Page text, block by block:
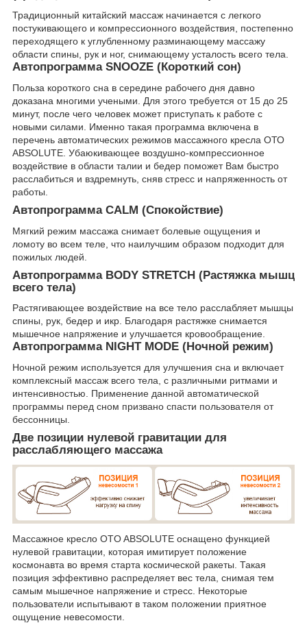
Традиционный китайский массаж начинается с легкого
постукивающего и компрессионного воздействия, постепенно
переходящего к углубленному разминающему массажу
области спины, рук и ног, снимающему усталость всего тела.
Автопрограмма SNOOZE (Короткий сон)
Польза короткого сна в середине рабочего дня давно
доказана многими учеными. Для этого требуется от 15 до 25
минут, после чего человек может приступать к работе с
новыми силами. Именно такая программа включена в
перечень автоматических режимов массажного кресла ОТО
ABSOLUTE. Убаюкивающее воздушно-компрессионное
воздействие в области талии и бедер поможет Вам быстро
расслабиться и вздремнуть, сняв стресс и напряженность от
работы.
Автопрограмма CALM (Спокойствие)
Мягкий режим массажа снимает болевые ощущения и
ломоту во всем теле, что наилучшим образом подходит для
пожилых людей.
Автопрограмма BODY STRETCH (Растяжка мышц
всего тела)
Растягивающее воздействие на все тело расслабляет мышцы
спины, рук, бедер и икр. Благодаря растяжке снимается
мышечное напряжение и улучшается кровообращение.
Автопрограмма NIGHT MODE (Ночной режим)
Ночной режим используется для улучшения сна и включает
комплексный массаж всего тела, с различными ритмами и
интенсивностью. Применение данной автоматической
программы перед сном призвано спасти пользователя от
бессонницы.
Две позиции нулевой гравитации для
расслабляющего массажа
Массажное кресло OTO ABSOLUTE оснащено функцией
нулевой гравитации, которая имитирует положение
космонавта во время старта космической ракеты. Такая
позиция эффективно распределяет вес тела, снимая тем
самым мышечное напряжение и стресс. Некоторые
пользователи испытывают в таком положении приятное
ощущение невесомости.